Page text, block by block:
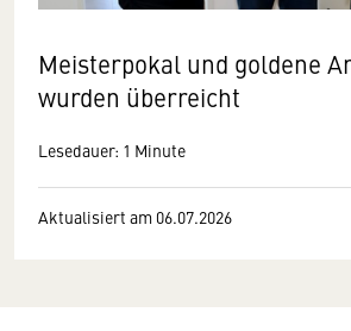
Meisterpokal und goldene
wurden überreicht
Lesedauer: 1 Minute
Aktualisiert am 06.07.2026